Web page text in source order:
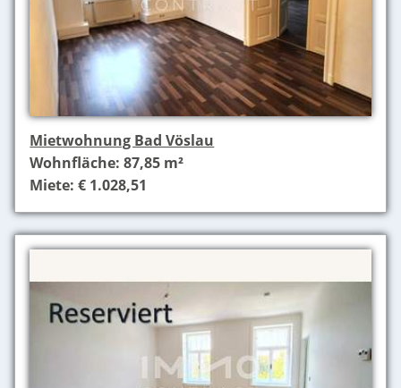
Mietwohnung Bad Vöslau
Wohnfläche: 87,85 m²
Miete: € 1.028,51